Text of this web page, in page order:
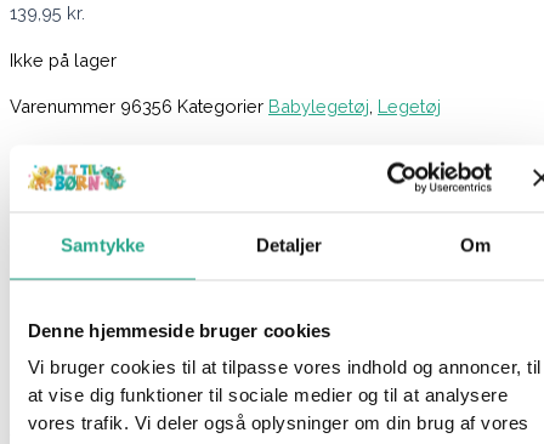
Samtykke Detaljer Om
Denne hjemmeside bruger cookies
Vi bruger cookies til at tilpasse vores indhold og annoncer, til
at vise dig funktioner til sociale medier og til at analysere
vores trafik. Vi deler også oplysninger om din brug af vores
139,95 kr.
Ikke på lager
Varenummer 96356 Kategorier Babylegetøj Legetøj
Spørg om produktet
hænder, så de kan ryste, rasle og rocke! Med bløde, stof pom-
poms i højkontrast mønstre og farverige perler, der laver sjove
musikken på ingen tid.
De højkontrastfarver, forskellige teksturer og raslelyde
stimulerer og glæder dit barns udviklende sanser, mens al den